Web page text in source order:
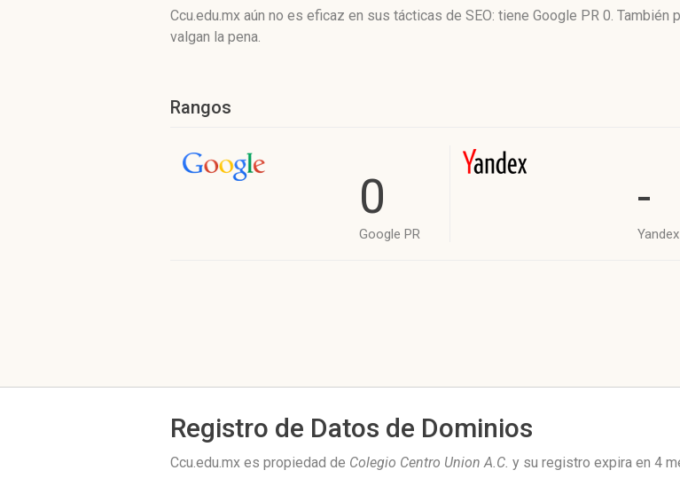
Ccu.edu.mx aún no es eficaz en sus tácticas de SEO: tiene Google PR 0.
valgan la pena.
Rangos
0
Google PR
-
Registro de Datos de Dominios
Ccu.edu.mx es propiedad de Colegio Centro Union A.C. y su registro expira en 4